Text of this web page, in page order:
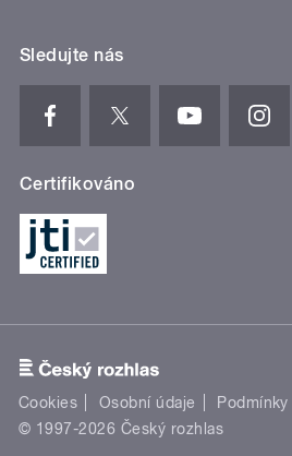
Sledujte nás
Certifikováno
Cookies Osobní údaje
© 1997-2026 Český rozhlas